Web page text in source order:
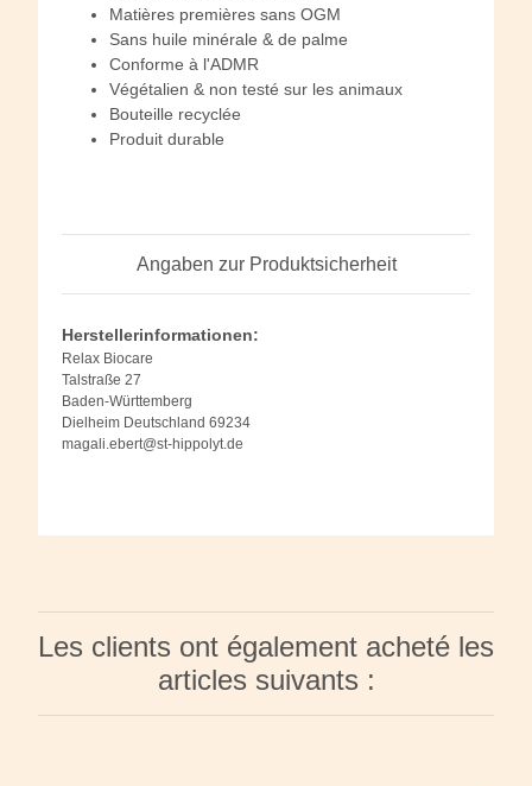
Matières premières sans OGM
Sans huile minérale & de palme
Conforme à l'ADMR
Végétalien & non testé sur les animaux
Bouteille recyclée
Produit durable
Angaben zur Produktsicherheit
Herstellerinformationen:
Relax Biocare
Talstraße 27
Baden-Württemberg
Dielheim Deutschland 69234
magali.ebert@st-hippolyt.de
Les clients ont également acheté les
articles suivants :